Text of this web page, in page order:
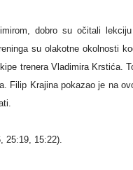
dobro su očitali
su olakotne okolnosti
trenera Vladimira Krstića.
Filip Krajina pokazao je na
25:19, 15:22).